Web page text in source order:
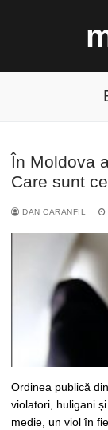
Caută
În Moldova
Care sunt
DAN CARANFIL
Ordinea publică
violatori, huligani
medie, un viol în